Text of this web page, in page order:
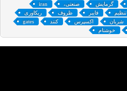
گرمایش صنعتی،
iran
تنظیم فایبر ظروف
ریکاوری
شریان اکسپرس کنند
gates
خوشنام